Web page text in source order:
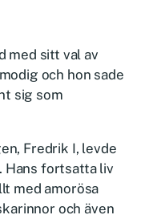
med sitt val av
och hon sade
sig som
Fredrik I, levde
Hans fortsatta liv
med amorösa
och även